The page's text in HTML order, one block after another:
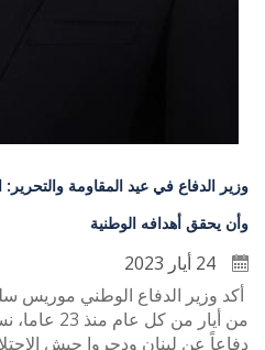
وزير الدفاع في عيد المقاومة
وأن يحقق أهدافه الوطنية
أكد وزير الدفاع الوطني موريس
من أيار من
دفاعاً عن لبنان ودحروا جيش